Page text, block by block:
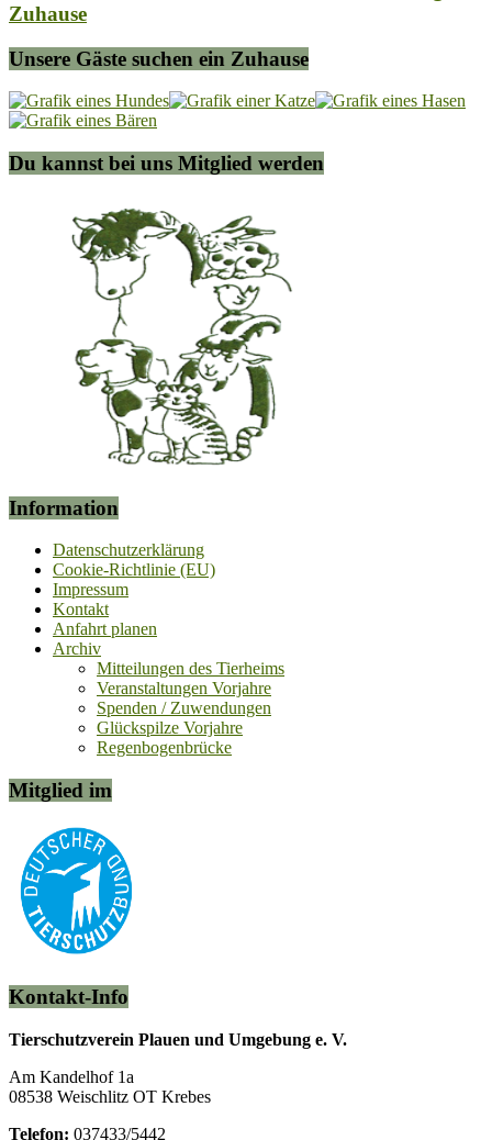
Zuhause
Unsere Gäste suchen ein Zuhause
Du kannst bei uns Mitglied werden
Information
Datenschutzerklärung
Cookie-Richtlinie (EU)
Impressum
Kontakt
Anfahrt planen
Archiv
Mitteilungen des Tierheims
Veranstaltungen Vorjahre
Spenden / Zuwendungen
Glückspilze Vorjahre
Regenbogenbrücke
Mitglied im
Kontakt-Info
Tierschutzverein Plauen und Umgebung e. V.
Am Kandelhof 1a
08538 Weischlitz OT Krebes
Telefon: 037433/5442